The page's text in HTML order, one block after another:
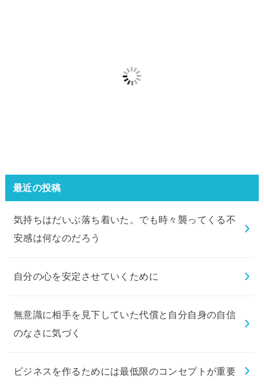
最近の投稿
気持ちはだいぶ落ち着いた。でも時々襲ってくる不
安感は何なのだろう
自分の心を安定させていくために
無意識に相手を見下していた代償と自分自身の自信
のなさに気づく
ビジネスを作るためには最低限のコンセプトが重要